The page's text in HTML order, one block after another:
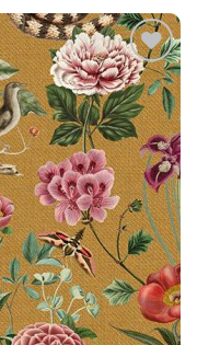
Toevoegen
aan
verlanglijst